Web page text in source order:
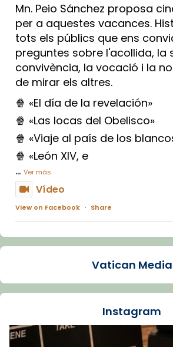
Mn. Peio Sánchez proposa
per a aquestes vacances.
tots els públics que ens
preguntes sobre l'acollida, la
convivència, la vocació i la
de mirar els altres.
🍿 «El día de la revelación»
🍿 «Las locas del Obelisco»
🍿 «Viaje al país de los
🍿 «León XIV, e
... Ver más
Vídeo
View on Facebook · Share
Arquebisbat de
La Carmina va patir
dos mesos, a l'Estadi Lluís
Recupera l'entrevista comp
Vatican Media
Instagram